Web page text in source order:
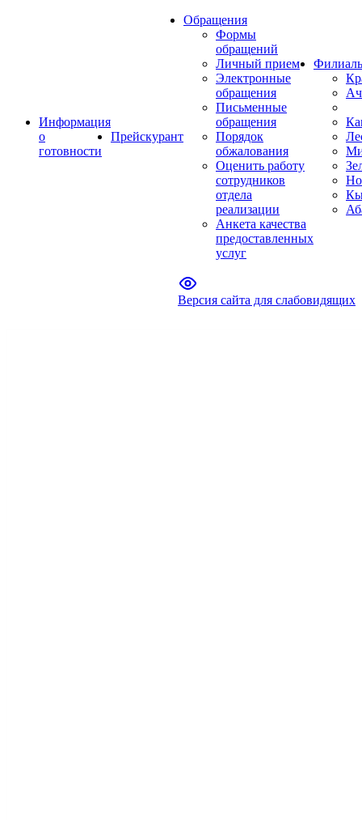
Информация
о
готовности
Прейскурант
Обращения
Формы
обращений
Личный прием
Электронные
обращения
Письменные
обращения
Порядок
обжалования
Оценить работу
сотрудников
отдела
реализации
Анкета качества
предоставленных
услуг
Версия сайта для слабовидящих